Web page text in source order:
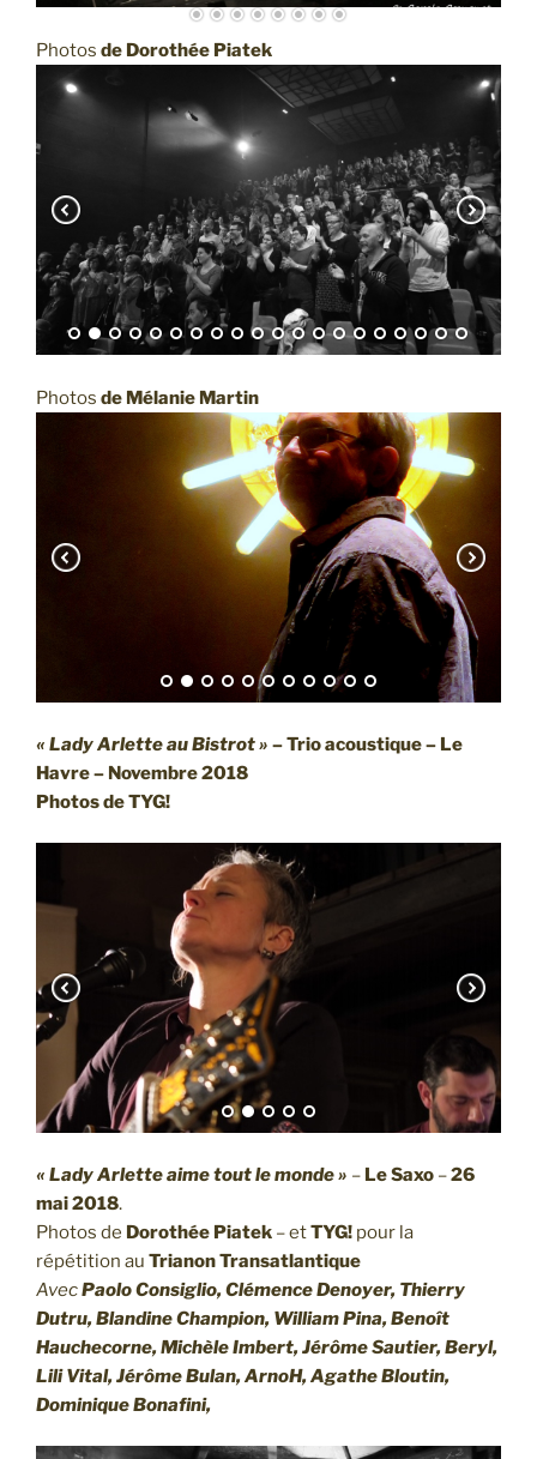
Photos de Dorothée Piatek
Photos de Mélanie Martin
« Lady Arlette au Bistrot » – Trio acoustique – Le
Havre – Novembre 2018
Photos de TYG!
« Lady Arlette aime tout le monde » – Le Saxo –26
mai 2018.
Photos de Dorothée Piatek – etTYG! pour la
répétition au Trianon Transatlantique
AvecPaolo Consiglio, Clémence Denoyer, Thierry
Dutru, Blandine Champion, William Pina, Benoît
Hauchecorne, Michèle Imbert, Jérôme Sautier, Beryl,
Lili Vital, Jérôme Bulan, ArnoH, Agathe Bloutin,
Dominique Bonafini,